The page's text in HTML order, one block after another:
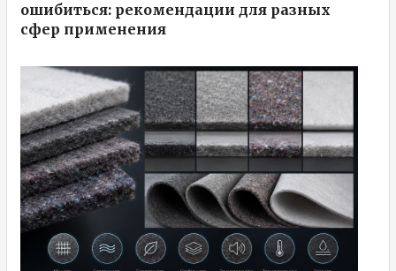
ошибиться: рекомендации для разных
сфер применения